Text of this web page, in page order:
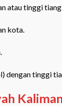
atau tinggi
kota.
dengan tinggi